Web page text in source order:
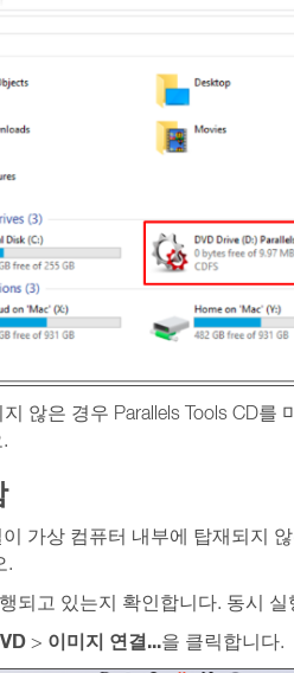
않은 경우 Parallels Tools CD를
이 가상 컴퓨터 내부에 탑재되지
.
되고 있는지 확인합니다. 동시
> 이미지 연결...을 클릭합니다.